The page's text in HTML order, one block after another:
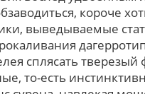
короче
выведываемые
сплясать тверезый
то-есть